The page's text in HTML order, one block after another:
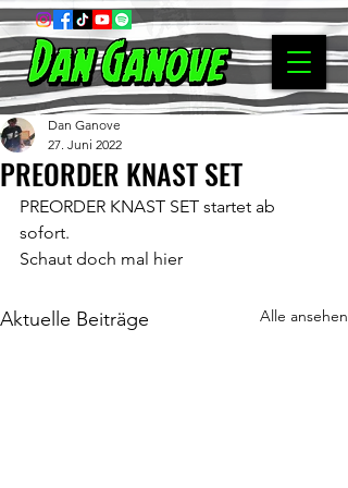
PREORDER KNAST SET
Dan Ganove
27. Juni 2022
PREORDER KNAST SET startet ab
sofort.
Schaut doch mal hier
Aktuelle Beiträge Alle ansehen